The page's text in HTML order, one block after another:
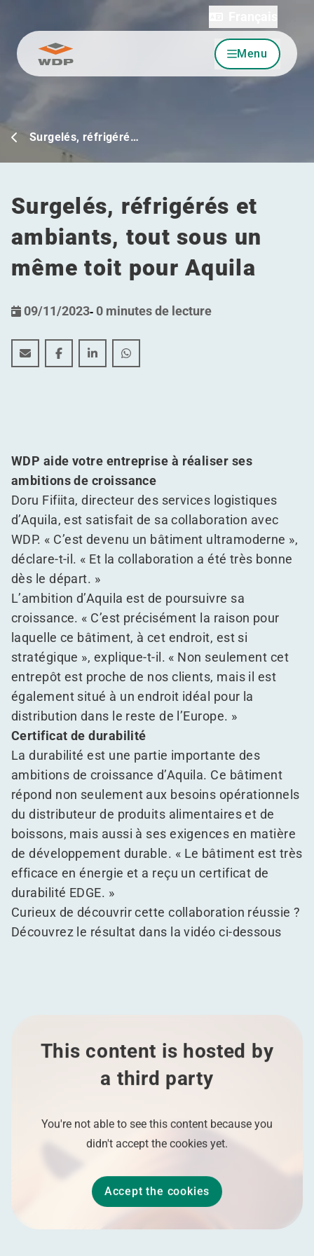
Allez au contenu Menu
Surgelés, réfrigéré…
Surgelés, réfrigérés et
ambiants, tout sous un
même toit pour Aquila
09/11/2023- 0 minutes de lecture
Surgelés, réfrigérés et ambiants, tout sous un même
Surgelés, réfrigérés et ambiants, tout sous un
Surgelés, réfrigérés et ambiants, tout
Surgelés, réfrigérés et ambiants,
WDP aide votre entreprise à réaliser ses
ambitions de croissance
Doru Fifiita, directeur des services logistiques
d’Aquila, est satisfait de sa collaboration avec
WDP. « C’est devenu un bâtiment ultramoderne »,
déclare-t-il. « Et la collaboration a été très bonne
dès le départ. »
L’ambition d’Aquila est de poursuivre sa
croissance. « C’est précisément la raison pour
laquelle ce bâtiment, à cet endroit, est si
stratégique », explique-t-il. « Non seulement cet
entrepôt est proche de nos clients, mais il est
également situé à un endroit idéal pour la
distribution dans le reste de l’Europe. »
Certificat de durabilité
La durabilité est une partie importante des
ambitions de croissance d’Aquila. Ce bâtiment
répond non seulement aux besoins opérationnels
du distributeur de produits alimentaires et de
boissons, mais aussi à ses exigences en matière
de développement durable. « Le bâtiment est très
efficace en énergie et a reçu un certificat de
durabilité EDGE. »
Curieux de découvrir cette collaboration réussie ?
Découvrez le résultat dans la vidéo ci-dessous
This content is hosted by
a third party
You're not able to see this content because you
didn't accept the cookies yet.
Accept the cookies